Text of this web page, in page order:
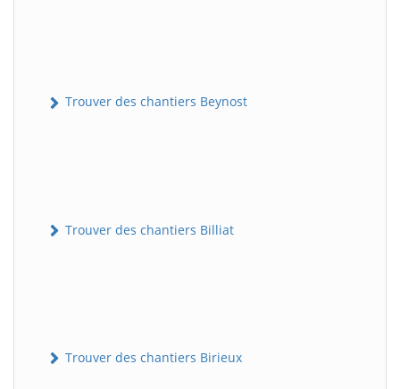
Trouver des chantiers Beynost
Trouver des chantiers Billiat
Trouver des chantiers Birieux